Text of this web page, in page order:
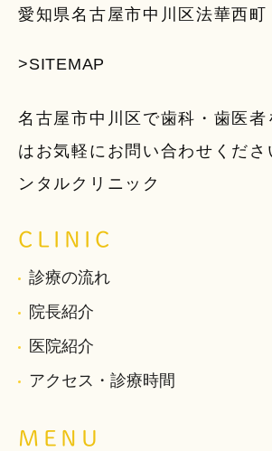
愛知県名古屋市中川区法華西
>SITEMAP
名古屋市中川区で歯科・歯医者
はお気軽にお問い合わせくだ
ンタルクリニック
CLINIC
診療の流れ
院長紹介
医院紹介
アクセス・診療時間
MENU